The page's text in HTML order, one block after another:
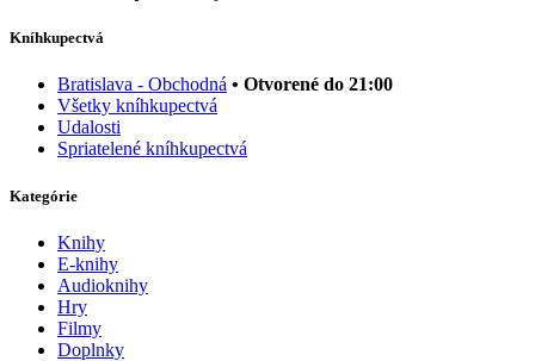
Kníhkupectvá
Bratislava - Obchodná • Otvorené do 21:00
Všetky kníhkupectvá
Udalosti
Spriatelené kníhkupectvá
Kategórie
Knihy
E-knihy
Audioknihy
Hry
Filmy
Doplnky